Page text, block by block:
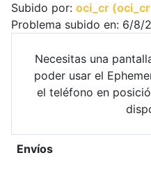
Subido por: oci_cr
Problema subido en: 6/8/
Necesitas una
poder usar el
el teléfono en
Envíos